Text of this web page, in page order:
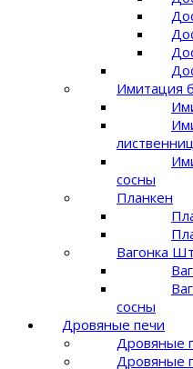
Имитация
сосны
Планкен
Вагонка
сосны
Дровяные печи
Дровяные
Дровяные